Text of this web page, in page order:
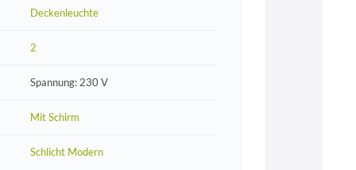
Deckenleuchte
2
Spannung: 230 V
Mit Schirm
Schlicht Modern